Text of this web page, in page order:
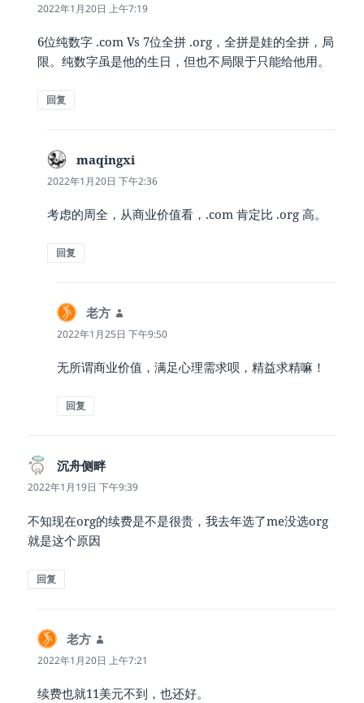
道：
2022年1月20日 上午7:19
6位纯数字 .com Vs 7位全拼 .org，全拼是娃的全拼，局
限。纯数字虽是他的生日，但也不局限于只能给他用。
回复
maqingxi
道：
2022年1月20日 下午2:36
考虑的周全，从商业价值看，.com 肯定比 .org 高。
回复
老方
道：
2022年1月25日 下午9:50
无所谓商业价值，满足心理需求呗，精益求精嘛！
回复
沉舟侧畔说
道：
2022年1月19日 下午9:39
不知现在org的续费是不是很贵，我去年选了me没选org
就是这个原因
回复
老方
道：
2022年1月20日 上午7:21
续费也就11美元不到，也还好。